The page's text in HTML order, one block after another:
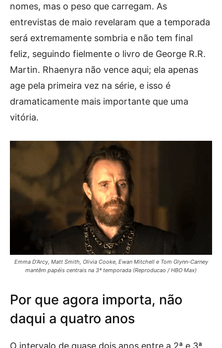
nomes, mas o peso que carregam. As
entrevistas de maio revelaram que a temporada
será extremamente sombria e não tem final
feliz, seguindo fielmente o livro de George R.R.
Martin. Rhaenyra não vence aqui; ela apenas
age pela primeira vez na série, e isso é
dramaticamente mais importante que uma
vitória.
Emma D'Arcy, Matt Smith, Olivia Cooke, Ewan Mitchell e Tom Glynn-Carney
mantêm papéis centrais na 3ª temporada (Reproducao / HBO Max)
Por que agora importa, não
daqui a quatro anos
O intervalo de quase dois anos entre a 2ª e 3ª